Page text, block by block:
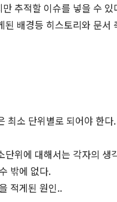
추적할 이슈를 넣을 수
된 배경등 히스토리와 문서
최소 단위별로 되어야 한다
단위에 대해서는 각자의 생
밖에 없다.
적게된 원인..